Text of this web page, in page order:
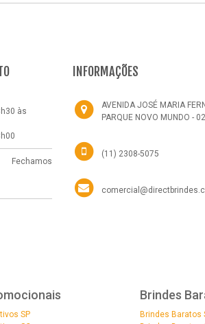
às
Fechamos
INFORMAÇÕES
AVENIDA JOSÉ MARIA
PARQUE NOVO MUNDO -
(11) 2308-5075
SP
Brindes
Brindes Baratos